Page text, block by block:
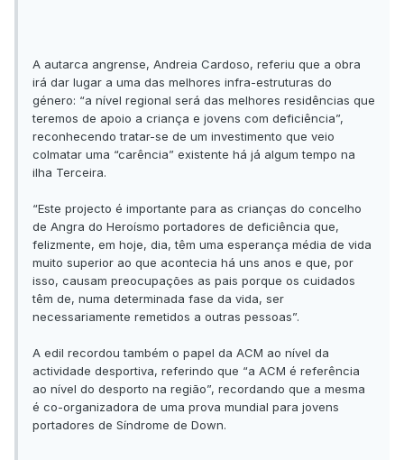
A autarca angrense, Andreia Cardoso, referiu que a obra
irá dar lugar a uma das melhores infra-estruturas do
género: “a nível regional será das melhores residências que
teremos de apoio a criança e jovens com deficiência”,
reconhecendo tratar-se de um investimento que veio
colmatar uma “carência” existente há já algum tempo na
ilha Terceira.
“Este projecto é importante para as crianças do concelho
de Angra do Heroísmo portadores de deficiência que,
felizmente, em hoje, dia, têm uma esperança média de vida
muito superior ao que acontecia há uns anos e que, por
isso, causam preocupações as pais porque os cuidados
têm de, numa determinada fase da vida, ser
necessariamente remetidos a outras pessoas”.
A edil recordou também o papel da ACM ao nível da
actividade desportiva, referindo que “a ACM é referência
ao nível do desporto na região”, recordando que a mesma
é co-organizadora de uma prova mundial para jovens
portadores de Síndrome de Down.